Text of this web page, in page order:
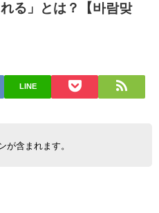
る」とは？【바람맞
LINE
が含まれます。